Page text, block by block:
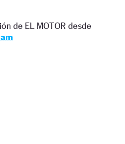
de EL MOTOR desde